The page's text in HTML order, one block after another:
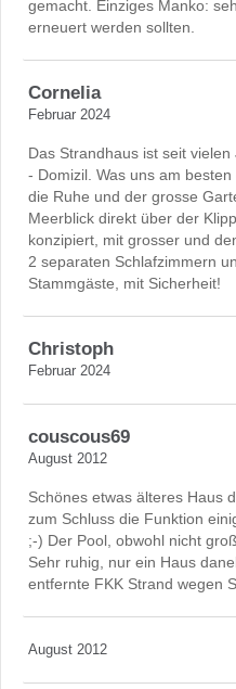
gemacht. Einziges Manko:
erneuert werden sollten.
Cornelia
Februar 2024
Das Strandhaus ist seit
- Domizil. Was uns am
die Ruhe und der grosse
Meerblick direkt über der
konzipiert, mit grosser und
2 separaten Schlafzimmern
Stammgäste, mit Sicherheit!
Christoph
Februar 2024
couscous69
August 2012
Schönes etwas älteres Haus
zum Schluss die Funktion
;-) Der Pool, obwohl nicht
Sehr ruhig, nur ein Haus
entfernte FKK Strand wegen
August 2012